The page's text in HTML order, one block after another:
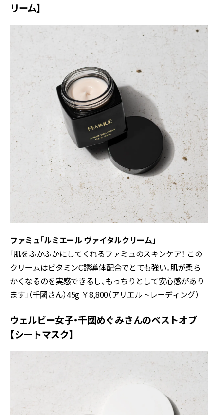
リーム】
ファミュ「ルミエール ヴァイタルクリーム」
「肌をふかふかにしてくれるファミュのスキンケア！ この
クリームはビタミンC誘導体配合でとても強い。肌が柔ら
かくなるのを実感できるし、もっちりとして安心感があり
ます」（千國さん）45g ￥8,800（アリエルトレーディング）
ウェルビー女子・千國めぐみさんのベストオブ
【シートマスク】